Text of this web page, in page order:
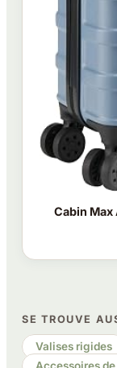
Cabin Max
SE TROUVE
Valises rigides